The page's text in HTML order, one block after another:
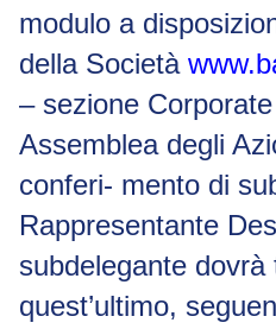
modulo a
della Società
– sezione
Assemblea degli
conferi- mento di
Rappresentante
subdelegante
quest’ultimo,